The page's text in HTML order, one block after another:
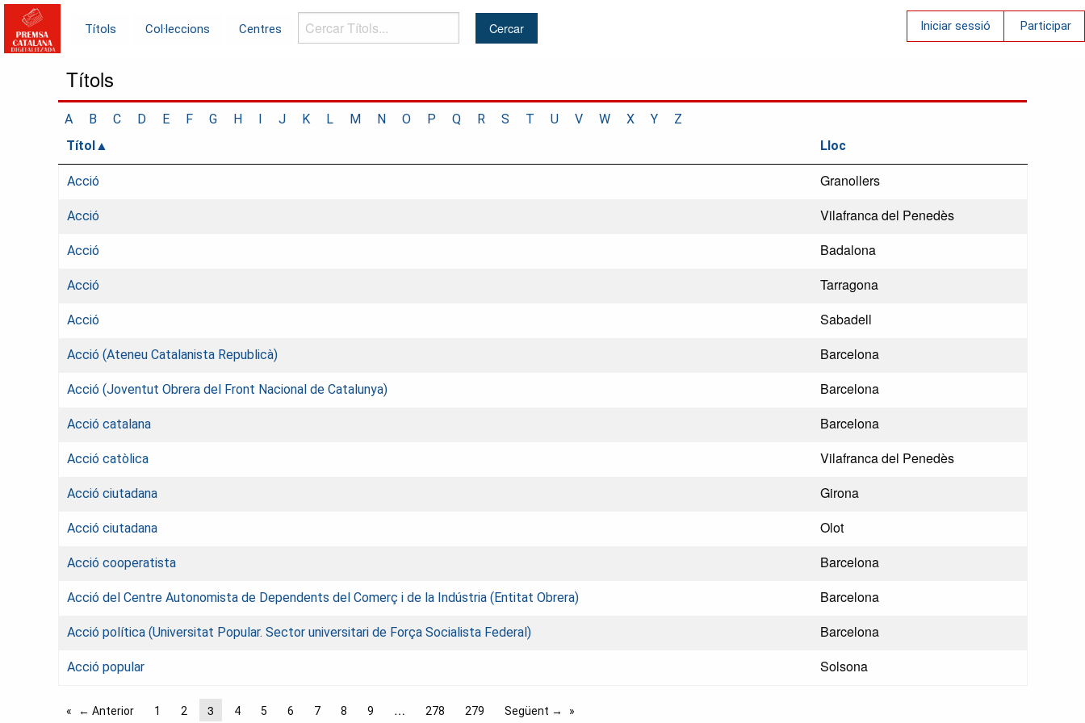
Títols Col·leccions Centres
Cercar
Títols...
Iniciar sessió Participar
Títols
A B C D E F G H I J K L M N O P Q R S T U V W X Y
Z
Títol
Lloc
Acció Granollers
Acció Vilafranca del Penedès
Acció Badalona
Acció Tarragona
Acció Sabadell
Acció (Ateneu Catalanista Republicà) Barcelona
Acció (Joventut Obrera del Front Nacional de Catalunya) Barcelona
Acció catalana Barcelona
Acció catòlica Vilafranca del Penedès
Acció ciutadana Girona
Acció ciutadana Olot
Acció cooperatista Barcelona
Acció del Centre Autonomista de Dependents del Comerç i de la Indústria (Entitat Obrera) Barcelona
Acció política (Universitat Popular. Sector universitari de Força Socialista Federal) Barcelona
Acció popular Solsona
← Anterior 1 2 3 4 5 6 7 8 9 278 279 Següent →